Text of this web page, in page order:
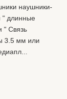
наушники-
" длинные
" Связь
3.5 мм или